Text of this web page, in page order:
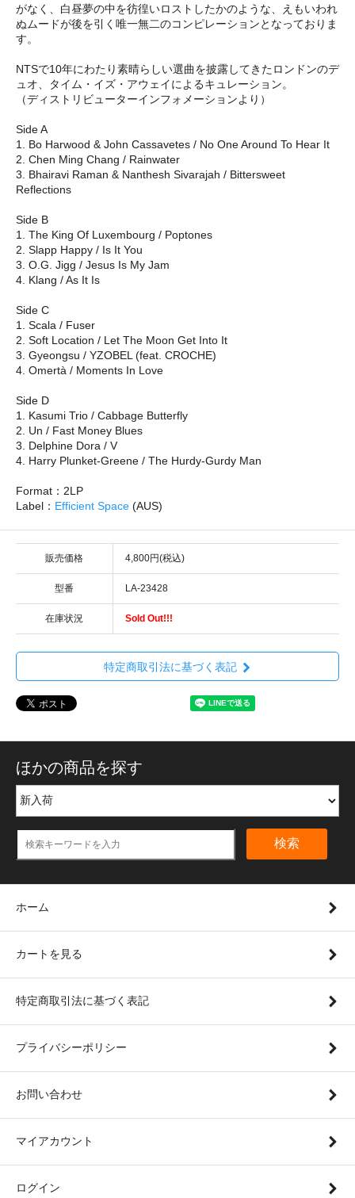
がなく、白昼夢の中を彷徨いロストしたかのような、えもいわれ
ぬムードが後を引く唯一無二のコンピレーションとなっておりま
す。
NTSで10年にわたり素晴らしい選曲を披露してきたロンドンのデ
ュオ、タイム・イズ・アウェイによるキュレーション。
（ディストリビューターインフォメーションより）
Side A
1. Bo Harwood & John Cassavetes / No One Around To Hear It
2. Chen Ming Chang / Rainwater
3. Bhairavi Raman & Nanthesh Sivarajah / Bittersweet
Reflections
Side B
1. The King Of Luxembourg / Poptones
2. Slapp Happy / Is It You
3. O.G. Jigg / Jesus Is My Jam
4. Klang / As It Is
Side C
1. Scala / Fuser
2. Soft Location / Let The Moon Get Into It
3. Gyeongsu / YZOBEL (feat. CROCHE)
4. Omertà / Moments In Love
Side D
1. Kasumi Trio / Cabbage Butterfly
2. Un / Fast Money Blues
3. Delphine Dora / V
4. Harry Plunket-Greene / The Hurdy-Gurdy Man
Format：2LP
Label： Efficient Space (AUS)
販売価格 4,800円(税込)
型番 LA-23428
在庫状況 Sold Out!!!
特定商取引法に基づく表記
ほかの商品を探す
検索
ホーム
カートを見る
特定商取引法に基づく表記
プライバシーポリシー
お問い合わせ
マイアカウント
ログイン